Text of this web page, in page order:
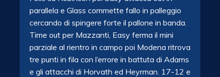
parallela e Glass commette fallo in palleggio
cercando di spingere forte il pallone in banda.
Time out per Mazzanti, Easy ferma il mini
parziale al rientro in campo poi Modena ritrova
tre punti in fila con l’errore in battuta di Adams
e gli attacchi di Horvath ed Heyrman. 17-12 e